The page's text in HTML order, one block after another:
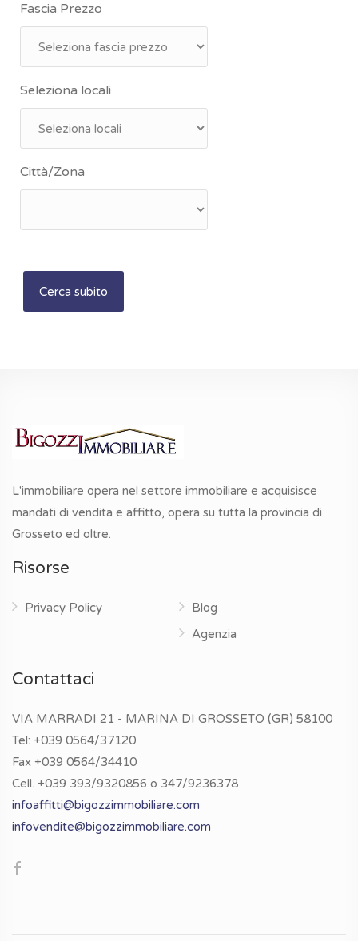
Fascia Prezzo
Seleziona locali
Città/Zona
L'immobiliare opera nel settore immobiliare e acquisisce
mandati di vendita e affitto, opera su tutta la provincia di
Grosseto ed oltre.
Risorse
Privacy Policy
Blog
Agenzia
Contattaci
VIA MARRADI 21 - MARINA DI GROSSETO (GR) 58100
Tel: +039 0564/37120
Fax +039 0564/34410
Cell. +039 393/9320856 o 347/9236378
infoaffitti@bigozzimmobiliare.com
infovendite@bigozzimmobiliare.com